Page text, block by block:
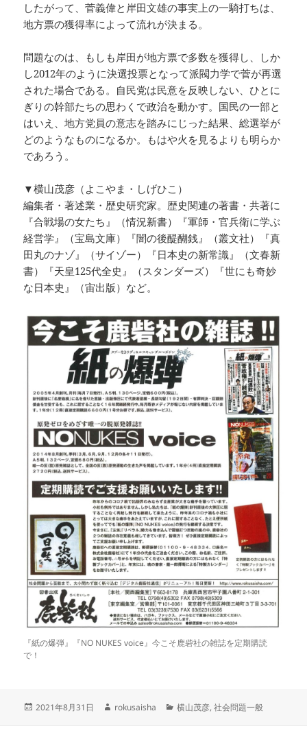
したがって、菅義偉と岸田文雄の事実上の一騎打ちは、
地方票の獲得率によって流れが決まる。
問題なのは、もしも岸田が地方票で多数を獲得し、しか
し2012年のように決選投票となって派閥力学で菅が再選
された場合である。自民党は民意を反映しない、ひとに
ぎりの幹部たちの思わくで政治を動かす。国民の一部と
はいえ、地方党員の意志を踏みにじった結果、総選挙が
どのようなものになるか。もはや火を見るよりも明らか
であろう。
▼横山茂彦（よこやま・しげひこ）
編集者・著述業・歴史研究家。歴史関連の著書・共著に
『合戦場の女たち』（情況新書）『軍師・官兵衛に学ぶ
経営学』（宝島文庫）『闇の後醍醐銭』（叢文社）『真
田丸のナゾ』（サイゾー）『日本史の新常識』（文春新
書）『天皇125代全史』（スタンダーズ）『世にも奇妙
な日本史』（宙出版）など。
『紙の爆弾』『NO NUKES voice』今こそ鹿砦社の雑誌を定期購読
で！
投
2021年8月31日
作
rokusaisha
カ
横山茂彦,社会問題一般